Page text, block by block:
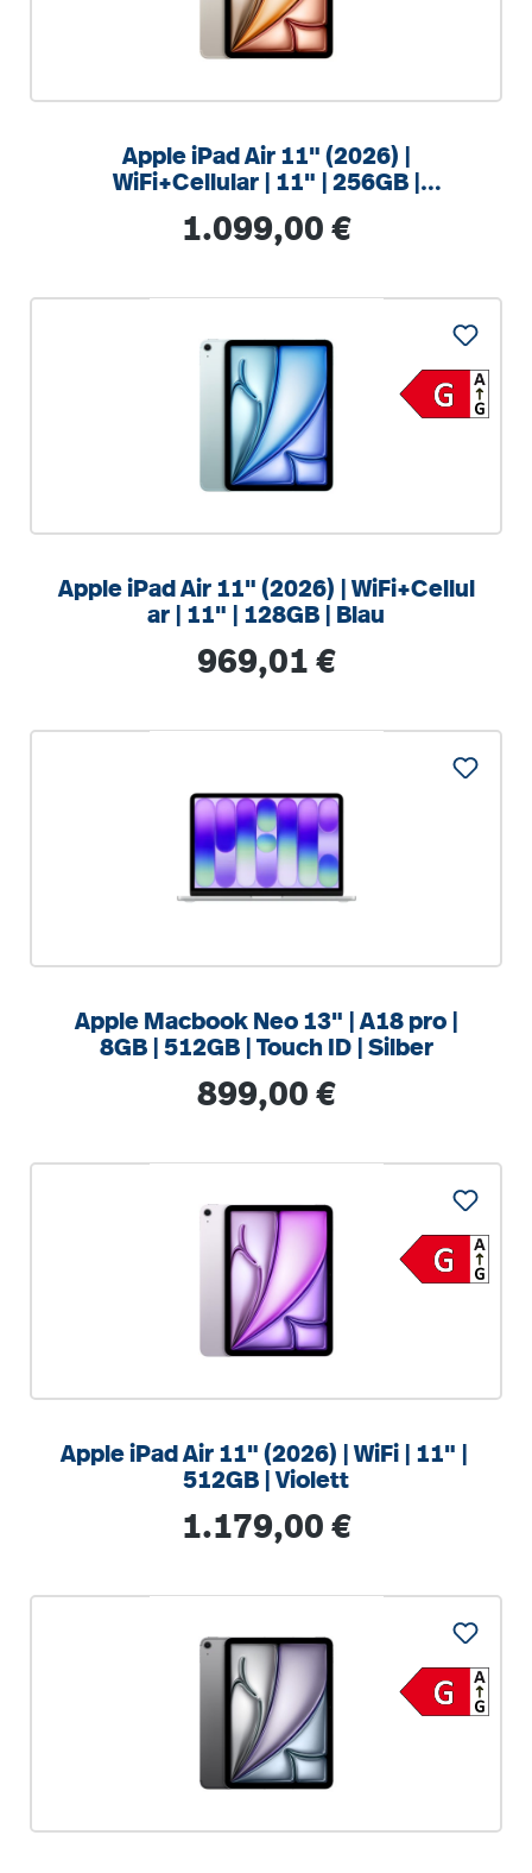
Apple iPad Air 11" (2026) |
WiFi+Cellular | 11" | 256GB |
Regulärer Preis:
1.099,00 €
Apple iPad Air 11" (2026) | WiFi+Cellul
ar | 11" | 128GB | Blau
Regulärer Preis:
969,01 €
Apple Macbook Neo 13" | A18 pro |
8GB | 512GB | Touch ID | Silber
Regulärer Preis:
899,00 €
Apple iPad Air 11" (2026) | WiFi | 11" |
512GB | Violett
Regulärer Preis:
1.179,00 €